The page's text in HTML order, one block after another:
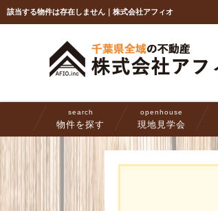
該当する物件は存在しません｜株式会社アフィオ
search
物件を探す
openhouse
現地見学会